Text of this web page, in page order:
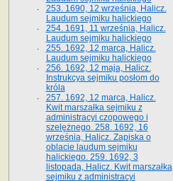
253. 1690, 12 września, Halicz.
Laudum sejmiku halickiego
254. 1691, 11 września, Halicz.
Laudum sejmiku halickiego
255. 1692, 12 marca, Halicz.
Laudum sejmiku halickiego
256. 1692, 12 maja, Halicz.
Instrukcya sejmiku posłom do
króla
257. 1692, 12 marca, Halicz.
Kwit marszałka sejmiku z
administracyi czopowego i
szelężnego. 258. 1692, 16
września, Halicz. Zapiska o
oblacie laudum sejmiku
halickiego. 259. 1692, 3
listopada, Halicz. Kwit marszałka
sejmiku z administracyi